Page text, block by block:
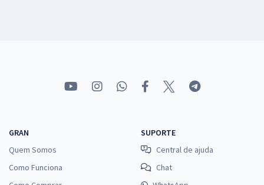
GRAN
Quem Somos
Como Funciona
SUPORTE
Central de ajuda
Chat